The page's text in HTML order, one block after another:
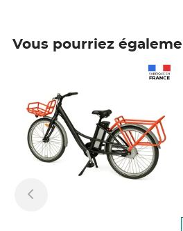
Vous pourriez